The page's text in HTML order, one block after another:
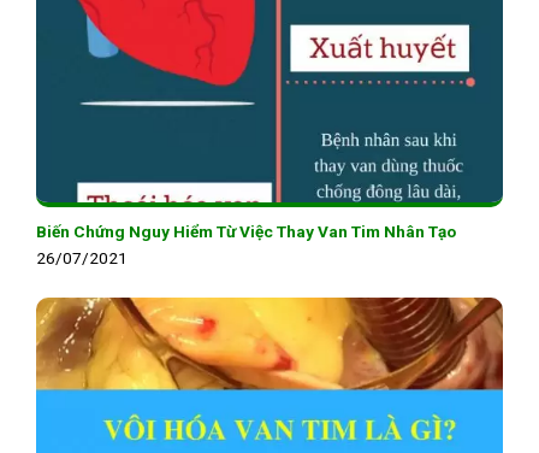
Biến Chứng Nguy Hiểm Từ Việc Thay Van Tim Nhân Tạo
26/07/2021